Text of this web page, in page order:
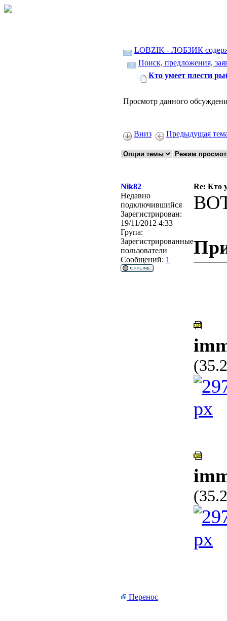
LOBZIK - ЛОБЗИК
Поиск, предложения,
Кто умеет плести
Просмотр данного
Вниз Предыдущая
Nik82
Re: Кто
Недавно
подключившийся
Зарегистрирован:
19/11/2012 4:33
Група:
Зарегистрированные
пользователи
Сообщений: 1
Перенос